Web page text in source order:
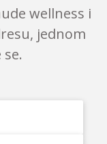
wellness i
jednom